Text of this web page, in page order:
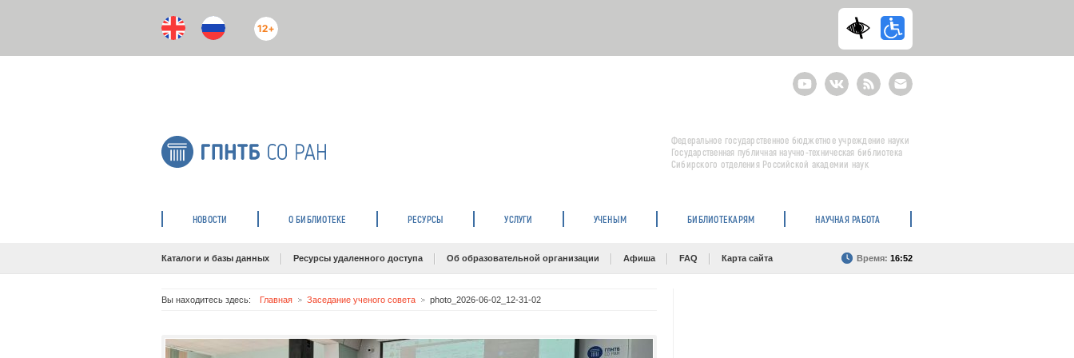
12+
YoutubeВКонтактеRSS
E-
mail
подписка
Федеральное государственное бюджетное учреждение науки
Государственная публичная научно-техническая библиотека
Сибирского отделения Российской академии наук
НОВОСТИ О БИБЛИОТЕКЕ РЕСУРСЫ УСЛУГИ УЧЕНЫМ БИБЛИОТЕКАРЯМ НАУЧНАЯ РАБОТА
Каталоги и базы данных Ресурсы удаленного доступа Об образовательной организации Афиша FAQ Карта сайта Время: 16:52
Вы находитесь здесь: Главная Заседание ученого совета photo_2026-06-02_12-31-02